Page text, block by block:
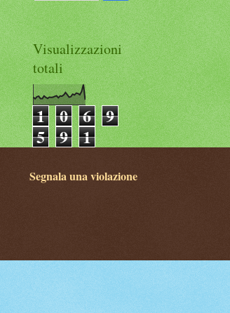
Visualizzazioni
totali
1 0 6 9
5 9 1
Segnala una violazione